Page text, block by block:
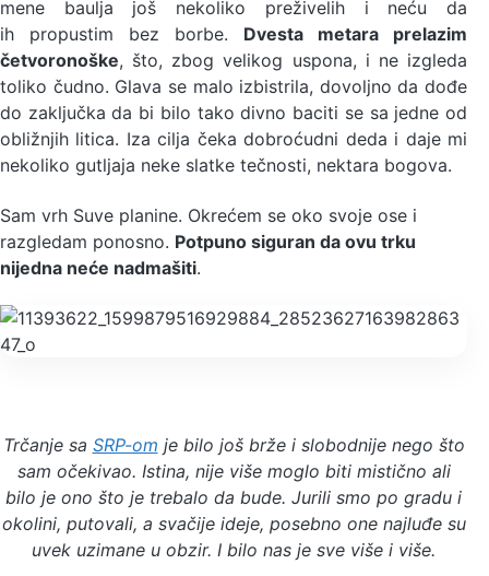
mene baulja još nekoliko preživelih i neću da
ih propustim bez borbe. Dvesta metara prelazim
četvoronoške, što, zbog velikog uspona, i ne izgleda
toliko čudno. Glava se malo izbistrila, dovoljno da dođe
do zaključka da bi bilo tako divno baciti se sa jedne od
obližnjih litica. Iza cilja čeka dobroćudni deda i daje mi
nekoliko gutljaja neke slatke tečnosti, nektara bogova.
Sam vrh Suve planine. Okrećem se oko svoje ose i
razgledam ponosno. Potpuno siguran da ovu trku
nijedna neće nadmašiti.
Trčanje sa SRP-om je bilo još brže i slobodnije nego što
sam očekivao. Istina, nije više moglo biti mistično ali
bilo je ono što je trebalo da bude. Jurili smo po gradu i
okolini, putovali, a svačije ideje, posebno one najluđe su
uvek uzimane u obzir. I bilo nas je sve više i više.